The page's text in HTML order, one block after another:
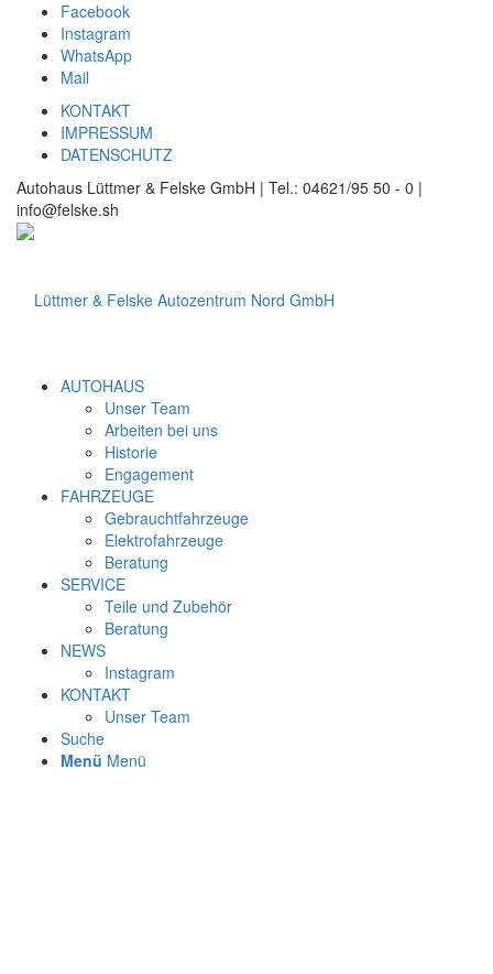
Facebook
Instagram
WhatsApp
Mail
KONTAKT
IMPRESSUM
DATENSCHUTZ
Autohaus Lüttmer & Felske GmbH | Tel.: 04621/95 50 - 0 |
info@felske.sh
AUTOHAUS
Unser Team
Arbeiten bei uns
Historie
Engagement
FAHRZEUGE
Gebrauchtfahrzeuge
Elektrofahrzeuge
Beratung
SERVICE
Teile und Zubehör
Beratung
NEWS
Instagram
KONTAKT
Unser Team
Suche
Menü Menü